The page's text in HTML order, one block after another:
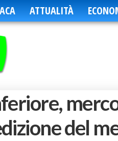
ATTUALITÀ
del